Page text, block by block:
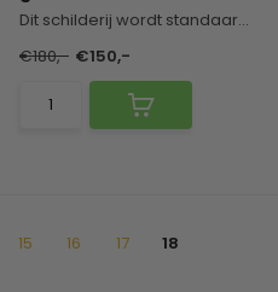
Dit schilderij wordt standaard geleverd met een ...
€180,- €150,-
15 16 17 18